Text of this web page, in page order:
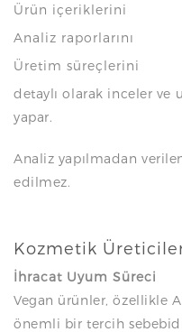
Ürün içeriklerini
Analiz raporlarını
Üretim süreçlerini
detaylı olarak inceler ve
yapar.
Analiz yapılmadan
edilmez.
Kozmetik
İhracat Uyum Süreci
Vegan ürünler, özellikle
önemli bir tercih